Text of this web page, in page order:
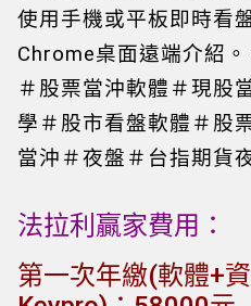
使用手機或平板即時看
Chrome桌面遠端介紹
＃股票當沖軟體＃現股
學＃股市看盤軟體＃股
當沖＃夜盤＃台指期貨
法拉利贏家費用：
第一次年繳(軟體+